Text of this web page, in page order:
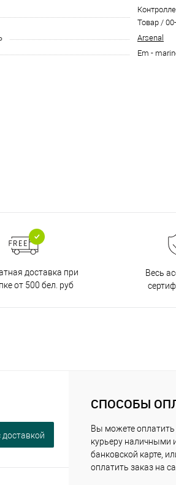
Товар /
Arsenal
Em -
доставка при
от 500 бел. руб
Весь
доставкой
СПОСОБЫ
Вы можете оплатить
курьеру наличными
банковской карте,
оплатить заказ на